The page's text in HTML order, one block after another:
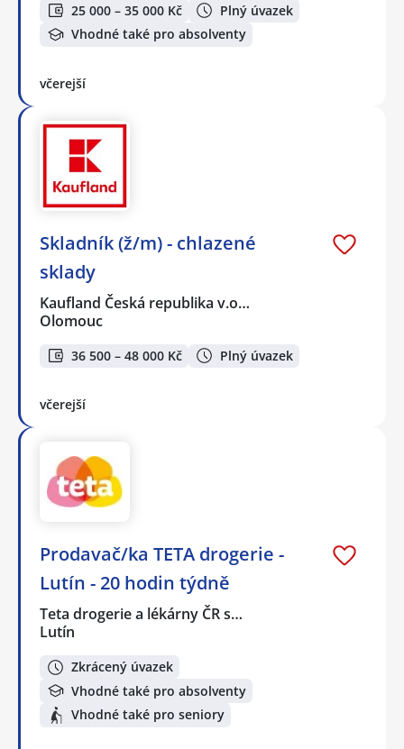
25 000 – 35 000 Kč
Plný úvazek
Vhodné také pro absolventy
včerejší
Skladník (ž/m) - chlazené
sklady
Kaufland Česká republika v.o…
Olomouc
36 500 – 48 000 Kč Plný úvazek
včerejší
Prodavač/ka TETA drogerie -
Lutín - 20 hodin týdně
Teta drogerie a lékárny ČR s…
Lutín
Zkrácený úvazek
Vhodné také pro absolventy
Vhodné také pro seniory